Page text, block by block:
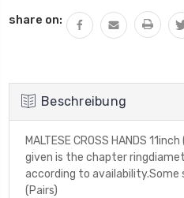
ERHÖHEN
UNDEFINED
VERRINGERN
share on:
Beschreibung
MALTESE CROSS HANDS
given is the chapter
according to availability.Some
(Pairs)